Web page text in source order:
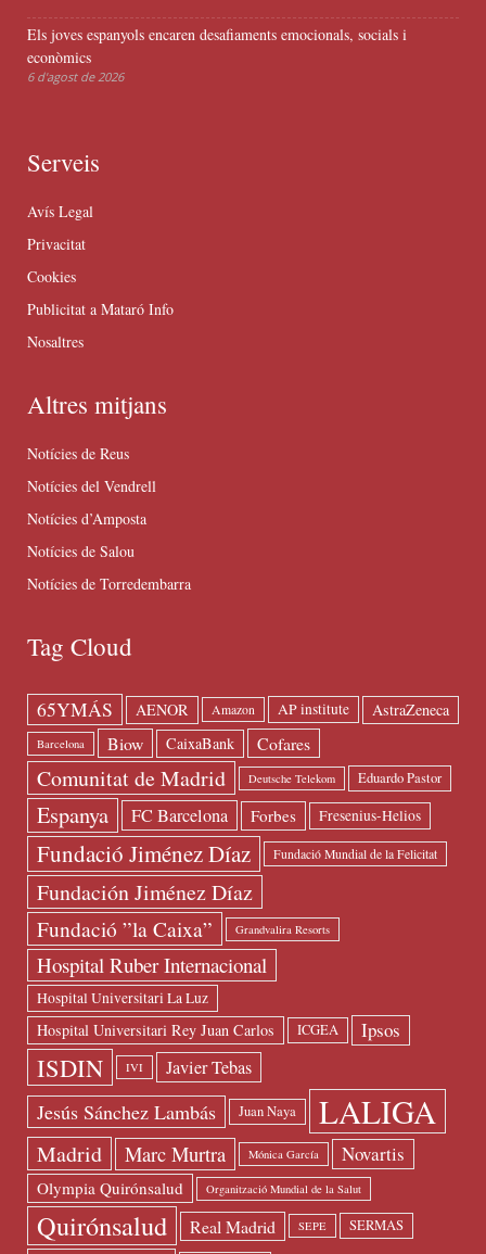
Els joves espanyols encaren desafiaments emocionals, socials i
econòmics
6 d'agost de 2026
Serveis
Avís Legal
Privacitat
Cookies
Publicitat a Mataró Info
Nosaltres
Altres mitjans
Notícies de Reus
Notícies del Vendrell
Notícies d’Amposta
Notícies de Salou
Notícies de Torredembarra
Tag Cloud
65YMÁS AENOR Amazon AP institute AstraZeneca
Barcelona Biow CaixaBank Cofares
Comunitat de Madrid Deutsche Telekom Eduardo Pastor
Espanya FC Barcelona Forbes Fresenius-Helios
Fundació Jiménez Díaz Fundació Mundial de la Felicitat
Fundación Jiménez Díaz
Fundació ”la Caixa” Grandvalira Resorts
Hospital Ruber Internacional
Hospital Universitari La Luz
Hospital Universitari Rey Juan Carlos ICGEA Ipsos
ISDIN IVI Javier Tebas
Jesús Sánchez Lambás Juan Naya LALIGA
Madrid Marc Murtra Mónica García Novartis
Olympia Quirónsalud Organització Mundial de la Salut
Quirónsalud Real Madrid SEPE SERMAS